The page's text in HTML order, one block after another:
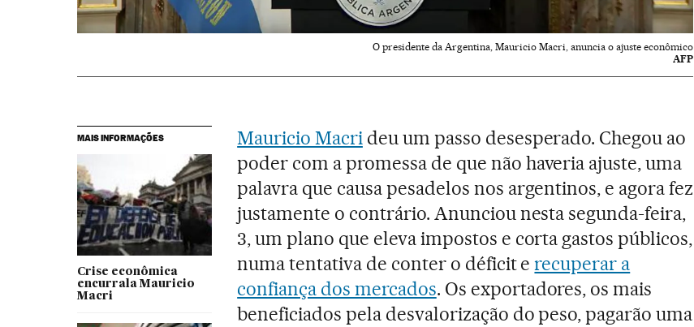
O presidente da Argentina, Mauricio Macri, anuncia o ajuste econômico
AFP
MAIS INFORMAÇÕES
Crise econômica
encurrala Mauricio
Macri
Mauricio Macrideu um passo desesperado. Chegou ao
poder com a promessa de que não haveria ajuste, uma
palavra que causa pesadelos nos argentinos, e agora fez
justamente o contrário. Anunciou nesta segunda-feira,
3, um plano que eleva impostos e corta gastos públicos,
numa tentativa de conter o déficit erecuperar a
confiança dos mercados. Os exportadores, os mais
beneficiados pela desvalorização do peso, pagarão uma